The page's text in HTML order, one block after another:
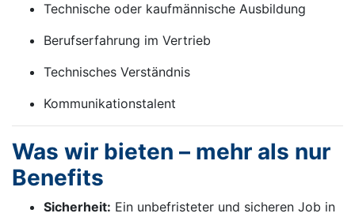
Technische oder kaufmännische Ausbildung
Berufserfahrung im Vertrieb
Technisches Verständnis
Kommunikationstalent
Was wir bieten – mehr als nur
Benefits
Sicherheit: Ein unbefristeter und sicheren Job in